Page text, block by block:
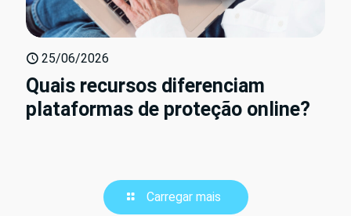
25/06/2026
Quais recursos diferenciam
plataformas de proteção online?
Carregar mais